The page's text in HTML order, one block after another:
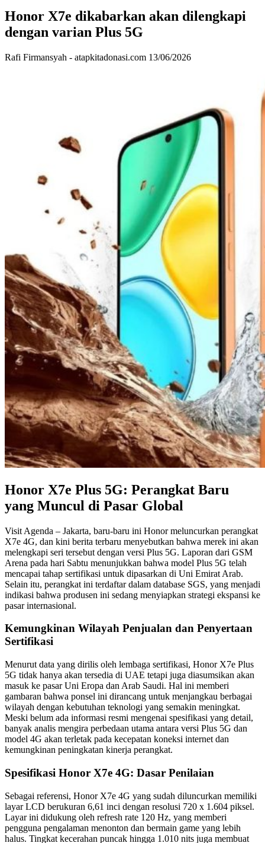
Honor X7e dikabarkan akan dilengkapi
dengan varian Plus 5G
Rafi Firmansyah - atapkitadonasi.com 13/06/2026
Honor X7e Plus 5G: Perangkat Baru
yang Muncul di Pasar Global
Visit Agenda – Jakarta, baru-baru ini Honor meluncurkan perangkat
X7e 4G, dan kini berita terbaru menyebutkan bahwa merek ini akan
melengkapi seri tersebut dengan versi Plus 5G. Laporan dari GSM
Arena pada hari Sabtu menunjukkan bahwa model Plus 5G telah
mencapai tahap sertifikasi untuk dipasarkan di Uni Emirat Arab.
Selain itu, perangkat ini terdaftar dalam database SGS, yang menjadi
indikasi bahwa produsen ini sedang menyiapkan strategi ekspansi ke
pasar internasional.
Kemungkinan Wilayah Penjualan dan Penyertaan
Sertifikasi
Menurut data yang dirilis oleh lembaga sertifikasi, Honor X7e Plus
5G tidak hanya akan tersedia di UAE tetapi juga diasumsikan akan
masuk ke pasar Uni Eropa dan Arab Saudi. Hal ini memberi
gambaran bahwa ponsel ini dirancang untuk menjangkau berbagai
wilayah dengan kebutuhan teknologi yang semakin meningkat.
Meski belum ada informasi resmi mengenai spesifikasi yang detail,
banyak analis mengira perbedaan utama antara versi Plus 5G dan
model 4G akan terletak pada kecepatan koneksi internet dan
kemungkinan peningkatan kinerja perangkat.
Spesifikasi Honor X7e 4G: Dasar Penilaian
Sebagai referensi, Honor X7e 4G yang sudah diluncurkan memiliki
layar LCD berukuran 6,61 inci dengan resolusi 720 x 1.604 piksel.
Layar ini didukung oleh refresh rate 120 Hz, yang memberi
pengguna pengalaman menonton dan bermain game yang lebih
halus. Tingkat kecerahan puncak hingga 1.010 nits juga membuat